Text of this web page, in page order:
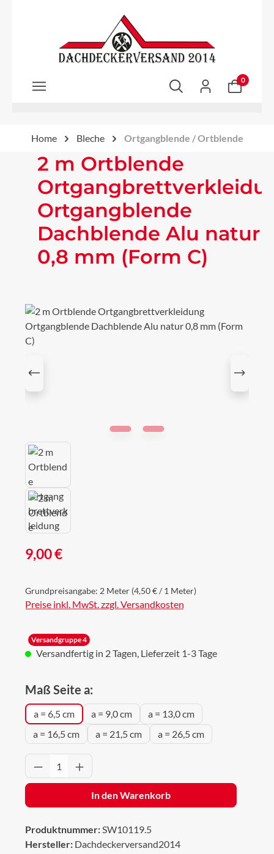
Zum Hauptinhalt springen
0
Home Bleche Ortgangblende / Ortblende
2 m Ortblende
Ortgangblende
Dachblende Alu natur
0,8 mm (Form C)
Bildergalerie überspringen
Regulärer Preis:
9,00 €
Grundpreisangabe: 2 Meter (4,50 € / 1 Meter)
Preise inkl. MwSt. zzgl. Versandkosten
Versandgruppe 4
Versandfertig in 2 Tagen, Lieferzeit 1-3 Tage
Maß Seite a:
a = 6,5 cm a = 9,0 cm
a = 13,0 cm
a = 16,5 cm
a = 21,5 cm a = 26,5 cm
Produkt Anzahl: Gib den gewünschten
In den Warenkorb
Produktnummer:SW10119.5
Hersteller: Dachdeckerversand2014